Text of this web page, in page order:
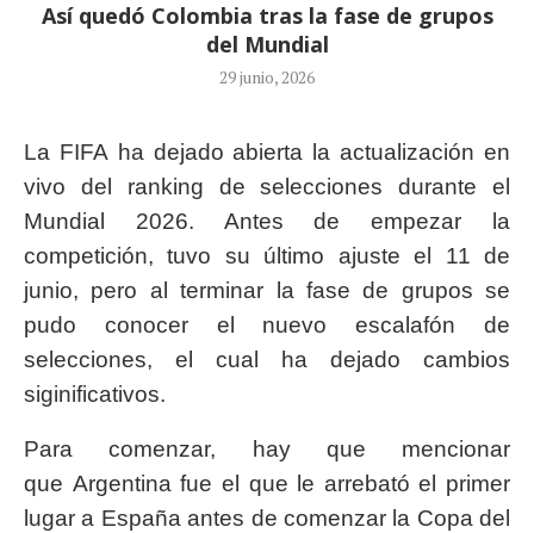
Así quedó Colombia tras la fase de grupos
del Mundial
29 junio, 2026
La FIFA ha dejado abierta la actualización en
vivo del ranking de selecciones durante el
Mundial 2026. Antes de empezar la
competición, tuvo su último ajuste el 11 de
junio, pero al terminar la fase de grupos se
pudo conocer el nuevo escalafón de
selecciones, el cual ha dejado cambios
siginificativos.
Para comenzar, hay que mencionar
que Argentina fue el que le arrebató el primer
lugar a España antes de comenzar la Copa del